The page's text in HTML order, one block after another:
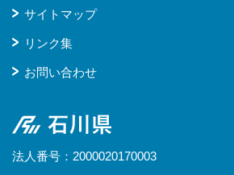
サイトマップ
リンク集
お問い合わせ
石川県
法人番号：2000020170003